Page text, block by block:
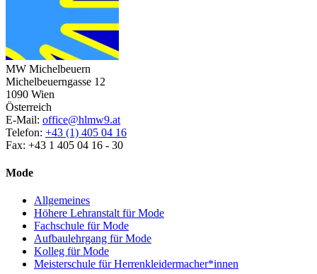
MW Michelbeuern
Michelbeuerngasse 12
1090 Wien
Österreich
E-Mail: office@hlmw9.at
Telefon: +43 (1) 405 04 16
Fax: +43 1 405 04 16 - 30
Mode
Allgemeines
Höhere Lehranstalt für Mode
Fachschule für Mode
Aufbaulehrgang für Mode
Kolleg für Mode
Meisterschule für Herrenkleidermacher*innen